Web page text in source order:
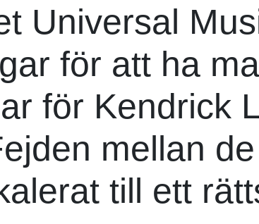
Universal
för att ha
för Kendrick
mellan
till ett